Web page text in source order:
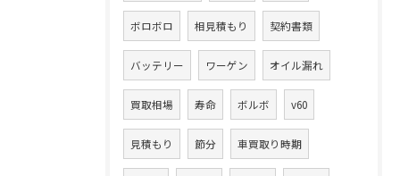
ボロボロ 相見積もり 契約書類
バッテリー ワーゲン オイル漏れ
買取相場 寿命 ボルボ v60
見積もり 節分 車買取り時期